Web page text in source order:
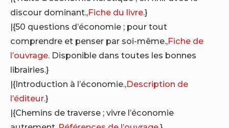
discour dominant.,Fiche du livre.}
|{50 questions d’économie ; pour tout
comprendre et penser par soi-même.,Fiche de
l’ouvrage. Disponible dans toutes les bonnes
librairies.}
|{Introduction à l’économie.,Description de
l’éditeur.}
|{Chemins de traverse ; vivre l’économie